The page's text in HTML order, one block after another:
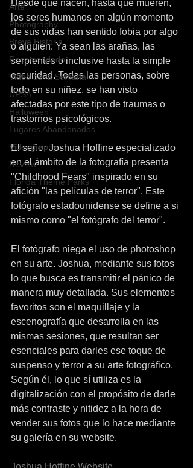
Arte
Photography
Breve Historia
Recomendado
Video de la Semana
UPSA
Halloween
Lugares Abandonados
Videography
Review
Florida Theme Parks
Desde que nacen, hasta que mueren,
los seres humanos en algún momento
de sus vidas han sentido fobia por algo
o alguien. Ya sean las arañas, las
serpientes o inclusive hasta la simple
oscuridad. Todas las personas, sobre
todo en su niñez, se han visto
afectadas por este tipo de traumas o
trastornos psicológicos.
El señor Joshua Hoffine especializado
en el ámbito de la fotografía presenta
"Childhood Fears" inspirado en su
afición "las películas de terror". Este
fotógrafo estadounidense se define a si
mismo como "el fotógrafo del terror".
El fotógrafo niega el uso de photoshop
en su arte. Joshua, mediante sus fotos
lo que busca es transmitir el pánico de
manera muy detallada. Sus elementos
favoritos son el maquillaje y la
escenografía que desarrolla en las
mismas sesiones, que resultan ser
esenciales para darles ese toque de
suspenso y terror a su arte fotográfico.
Según él, lo que sí utiliza es la
digitalización con el propósito de darle
más contraste y nitidez a la hora de
vender sus fotos que lo hace mediante
su galería en su website.